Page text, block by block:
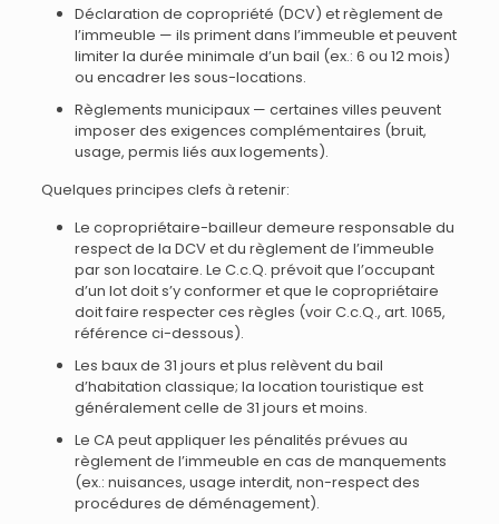
Déclaration de copropriété (DCV) et règlement de
l’immeuble — ils priment dans l’immeuble et peuvent
limiter la durée minimale d’un bail (ex.: 6 ou 12 mois)
ou encadrer les sous-locations.
Règlements municipaux — certaines villes peuvent
imposer des exigences complémentaires (bruit,
usage, permis liés aux logements).
Quelques principes clefs à retenir:
Le copropriétaire-bailleur demeure responsable du
respect de la DCV et du règlement de l’immeuble
par son locataire. Le C.c.Q. prévoit que l’occupant
d’un lot doit s’y conformer et que le copropriétaire
doit faire respecter ces règles (voir C.c.Q., art. 1065,
référence ci-dessous).
Les baux de 31 jours et plus relèvent du bail
d’habitation classique; la location touristique est
généralement celle de 31 jours et moins.
Le CA peut appliquer les pénalités prévues au
règlement de l’immeuble en cas de manquements
(ex.: nuisances, usage interdit, non-respect des
procédures de déménagement).